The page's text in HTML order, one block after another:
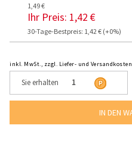
1,49 €
Ihr Preis: 1,42 €
30-Tage-Bestpreis: 1,42 € (+0%)
inkl. MwSt., zzgl. Liefer- und Versandkosten
Sie erhalten 1